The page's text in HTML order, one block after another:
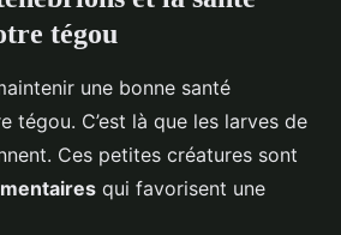
tégou
une bonne santé
tégou. C’est là que les larves de
Ces petites créatures sont
qui favorisent une